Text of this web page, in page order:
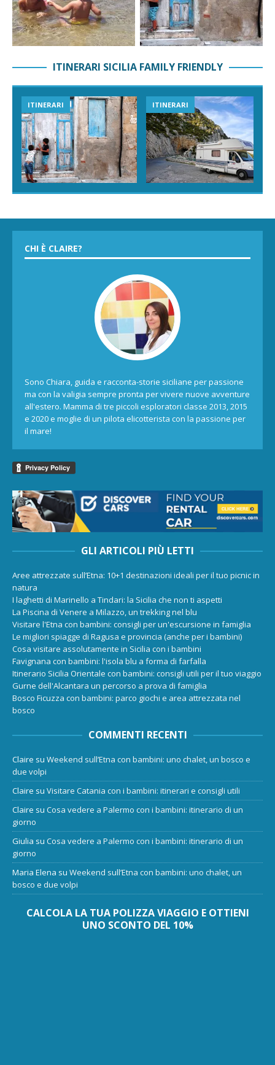
ITINERARI SICILIA FAMILY FRIENDLY
VIAGGI IN SICILIA ESPERIENZE IN SICILIA
CHI È CLAIRE?
Sono Chiara, guida e racconta-storie siciliane per passione
ma con la valigia sempre pronta per vivere nuove avventure
all'estero. Mamma di tre piccoli esploratori classe 2013, 2015
e 2020 e moglie di un pilota elicotterista con la passione per
il mare!
GLI ARTICOLI PIÙ LETTI
Aree attrezzate sull’Etna: 10+1 destinazioni ideali per il tuo picnic in
natura
I laghetti di Marinello a Tindari: la Sicilia che non ti aspetti
La Piscina di Venere a Milazzo, un trekking nel blu
Visitare l'Etna con bambini: consigli per un'escursione in famiglia
Le migliori spiagge di Ragusa e provincia (anche per i bambini)
Cosa visitare assolutamente in Sicilia con i bambini
Favignana con bambini: l'isola blu a forma di farfalla
Itinerario Sicilia Orientale con bambini: consigli utili per il tuo viaggio
Gurne dell'Alcantara un percorso a prova di famiglia
Bosco Ficuzza con bambini: parco giochi e area attrezzata nel
bosco
COMMENTI RECENTI
Claire su Weekend sull’Etna con bambini: uno chalet, un bosco e
due volpi
Claire su Visitare Catania con i bambini: itinerari e consigli utili
Claire su Cosa vedere a Palermo con i bambini: itinerario di un
giorno
Giulia su Cosa vedere a Palermo con i bambini: itinerario di un
giorno
Maria Elena su Weekend sull’Etna con bambini: uno chalet, un
bosco e due volpi
CALCOLA LA TUA POLIZZA VIAGGIO E OTTIENI
UNO SCONTO DEL 10%